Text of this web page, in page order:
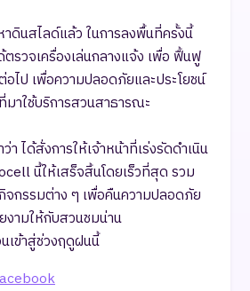
ดินสไลด์แล้ว ในการลงพื้นที่ครั้งนี้
รวจเครื่องเล่นกลางแจ้ง เพื่อ ฟื้นฟู
ไป เพื่อความปลอดภัยและประโยชน์
าใช้บริการสวนสาธารณะ
า ได้สั่งการให้เจ้าหน้าที่เร่งรัดดำเนิน
นี้ให้เสร็จสิ้นโดยเร็วที่สุด รวม
จกรรมต่าง ๆ เพื่อคืนความปลอดภัย
ามให้กับสวนชมน่าน
เข้าสู่ช่วงฤดูฝนนี้